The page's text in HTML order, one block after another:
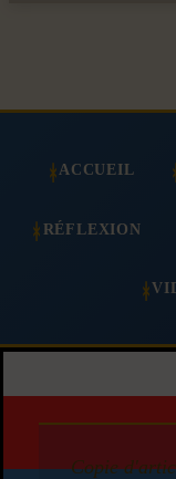
ACCUEIL
RÉFLEXION
Copie